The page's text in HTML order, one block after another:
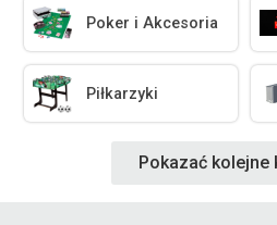
Poker i Akcesoria
Piłkarzyki
Pokazać kolejne